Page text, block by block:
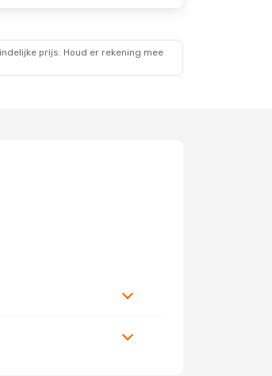
prijs. Houd er rekening mee